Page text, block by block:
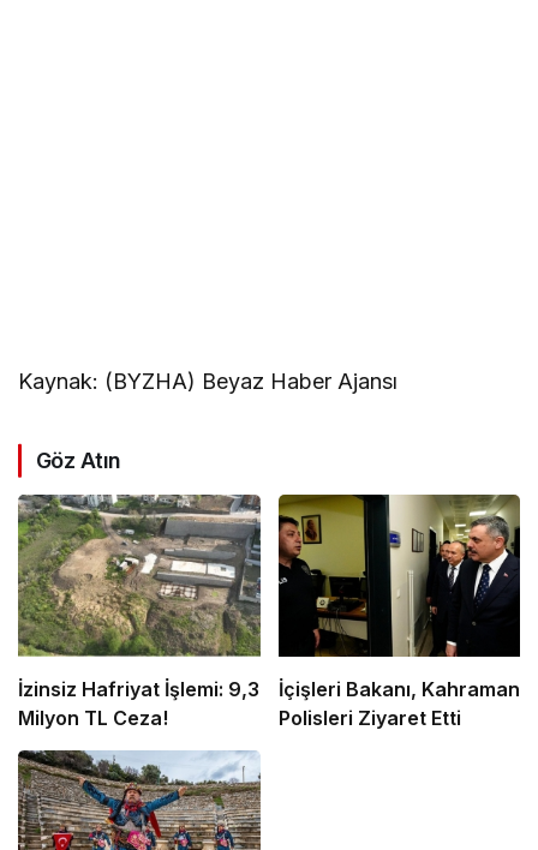
Kaynak: (BYZHA) Beyaz Haber Ajansı
Göz Atın
İzinsiz Hafriyat İşlemi: 9,3
Milyon TL Ceza!
İçişleri Bakanı, Kahraman
Polisleri Ziyaret Etti